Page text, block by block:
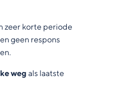
zeer korte periode
geen respons
weg als laatste